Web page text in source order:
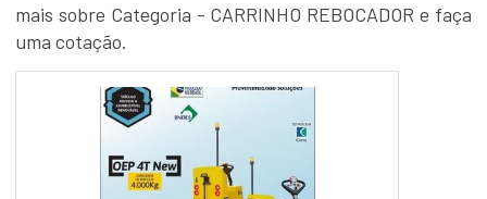
mais sobre Categoria - CARRINHO REBOCADOR e faça
uma cotação.